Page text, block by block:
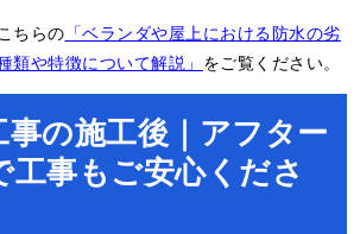
ちらの 「ベランダや屋上における防水の劣
類や特徴について解説」 をご覧ください。
の施工後｜アフター
工事もご安心くださ